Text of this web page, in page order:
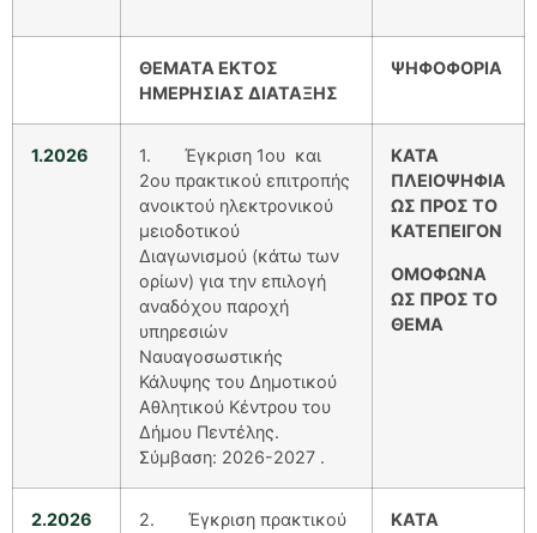
ΘΕΜΑΤΑ ΕΚΤΟΣ
ΗΜΕΡΗΣΙΑΣ ΔΙΑΤΑΞΗΣ
ΨΗΦΟΦΟΡΙΑ
1.2026
1. Έγκριση 1ου και
2ου πρακτικού επιτροπής
ανοικτού ηλεκτρονικού
μειοδοτικού
Διαγωνισμού (κάτω των
ορίων) για την επιλογή
αναδόχου παροχή
υπηρεσιών
Ναυαγοσωστικής
Κάλυψης του Δημοτικού
Αθλητικού Κέντρου του
Δήμου Πεντέλης.
Σύμβαση: 2026-2027 .
ΚΑΤΑ
ΠΛΕΙΟΨΗΦΙΑ
ΩΣ ΠΡΟΣ ΤΟ
ΚΑΤΕΠΕΙΓΟΝ
ΟΜΟΦΩΝΑ
ΩΣ ΠΡΟΣ ΤΟ
ΘΕΜΑ
2.2026
2. Έγκριση πρακτικού
ΚΑΤΑ